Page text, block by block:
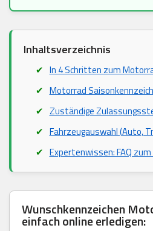
Inhaltsverzeichnis
In 4 Schritten zum
Motorrad
Zuständige
Fahrzeugauswahl (Auto,
Expertenwissen: FAQ
Wunschkennzeichen
einfach online erledigen: